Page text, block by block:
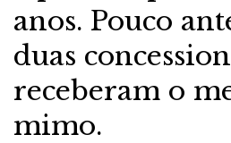
anos. Pouco
duas
receberam o
mimo.